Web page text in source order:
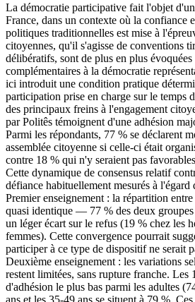
La démocratie participative fait l'objet
France, dans un contexte où la confiance
politiques traditionnelles est mise à
citoyennes, qu'il s'agisse de conventions
délibératifs, sont de plus en plus
complémentaires à la démocratie
ici introduit une condition pratique
participation prise en charge sur le temps
des principaux freins à l'engagement
par Politês témoignent d'une adhésion
Parmi les répondants, 77 % se déclarent
assemblée citoyenne si celle-ci était
contre 18 % qui n'y seraient pas
Cette dynamique de consensus relatif
défiance habituellement mesurés à
Premier enseignement : la répartition
quasi identique — 77 % des deux groupes
un léger écart sur le refus (19 % chez les
femmes). Cette convergence pourrait
participer à ce type de dispositif ne serait
Deuxième enseignement : les variations
restent limitées, sans rupture franche.
d'adhésion le plus bas parmi les adultes
ans et les 35-49 ans se situent à 79 %.